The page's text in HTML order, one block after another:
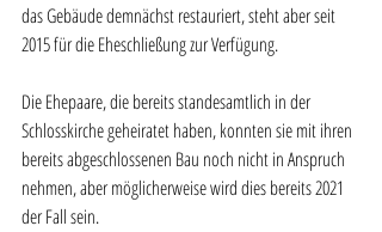
das Gebäude demnächst restauriert, steht aber seit
2015 für die Eheschließung zur Verfügung.
Die Ehepaare, die bereits standesamtlich in der
Schlosskirche geheiratet haben, konnten sie mit ihren
bereits abgeschlossenen Bau noch nicht in Anspruch
nehmen, aber möglicherweise wird dies bereits 2021
der Fall sein.